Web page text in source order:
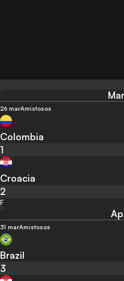
26 marAmistosos
Colombia
1
Croacia
2
F
31 marAmistosos
Brazil
3